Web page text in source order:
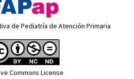
de Pediatría de Atención Primaria
Commons License